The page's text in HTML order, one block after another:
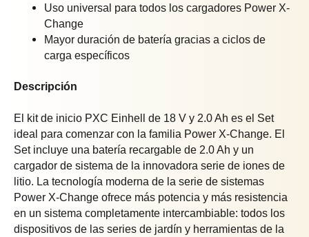
Uso universal para todos los cargadores Power X-
Change
Mayor duración de batería gracias a ciclos de
carga específicos
Descripción
El kit de inicio PXC Einhell de 18 V y 2.0 Ah es el Set
ideal para comenzar con la familia Power X-Change. El
Set incluye una batería recargable de 2.0 Ah y un
cargador de sistema de la innovadora serie de iones de
litio. La tecnología moderna de la serie de sistemas
Power X-Change ofrece más potencia y más resistencia
en un sistema completamente intercambiable: todos los
dispositivos de las series de jardín y herramientas de la